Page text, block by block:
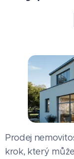
Prodej
krok, který